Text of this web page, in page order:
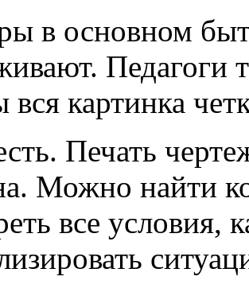
в основном
Педагоги
картинка
Печать
Можно найти
все условия,